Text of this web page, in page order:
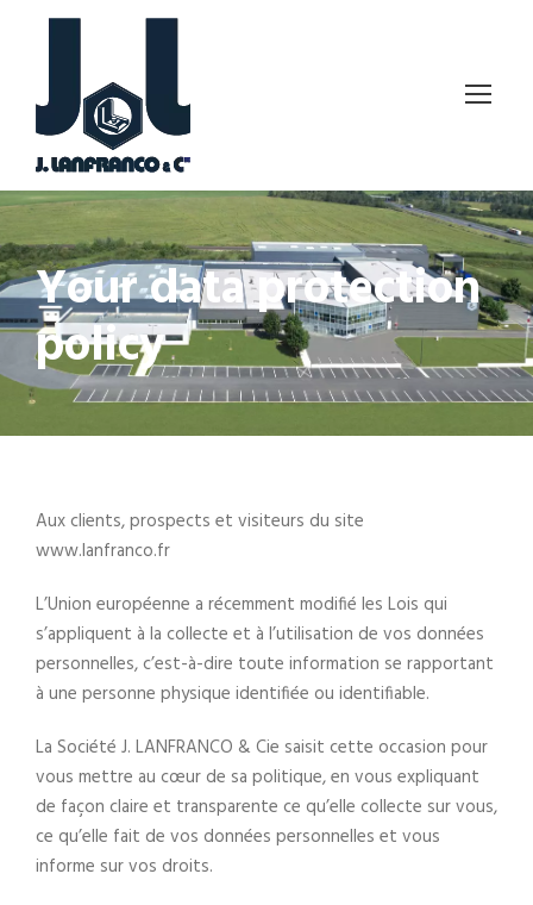
Your data protection
policy
Aux clients, prospects et visiteurs du site
www.lanfranco.fr
L’Union européenne a récemment modifié les Lois qui
s’appliquent à la collecte et à l’utilisation de vos données
personnelles, c’est-à-dire toute information se rapportant
à une personne physique identifiée ou identifiable.
La Société J. LANFRANCO & Cie saisit cette occasion pour
vous mettre au cœur de sa politique, en vous expliquant
de façon claire et transparente ce qu’elle collecte sur vous,
ce qu’elle fait de vos données personnelles et vous
informe sur vos droits.